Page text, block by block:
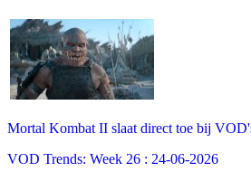
Mortal Kombat II slaat direct toe bij
VOD Trends: Week 26 : 24-06-2026